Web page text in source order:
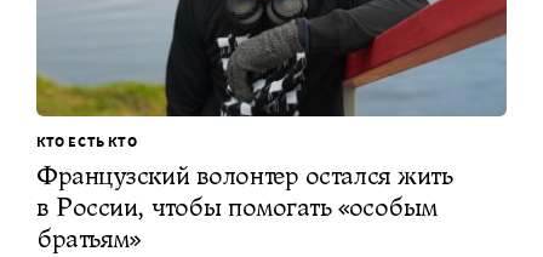
КТО ЕСТЬ КТО
Французский волонтер остался жить
в России, чтобы помогать «особым
братьям»